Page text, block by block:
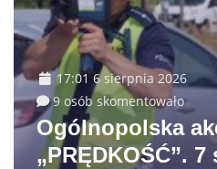
17:01 6 sierpnia 2026
9 osób skomentowało
Ogólnopolska
„PRĘDKOŚĆ”.